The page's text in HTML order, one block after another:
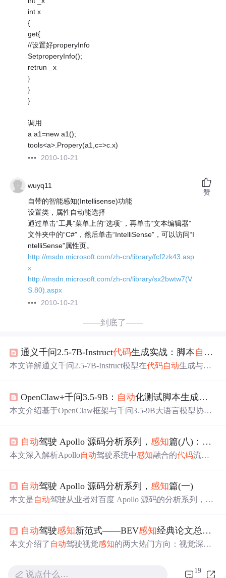
int x
{
get{
//设置好properyInfo
SetproperyInfo();
retrun _x
}
}
}
调用
a a1=new a1();
tools<a>.Propery(a1,c=>c.x)
2010-10-21
wuyq11
自带的智能感知(Intellisense)功能
设置类，属性自动能选择
通过单击“工具”菜单上的“选项”，再单击“文本编辑器”
文件夹中的“C#”，然后单击“IntelliSense”，可以访问“I
ntelliSense”属性页。
http://msdn.microsoft.com/zh-cn/library/fcf2zk43.asp
x
http://msdn.microsoft.com/zh-cn/library/sx2bwtw7(V
S.80).aspx
2010-10-21
赞
——到底了——
通义千问2.5-7B-Instruct代码生成实战：脚本自动
本文详解通义千问2.5-7B-Instruct模型在代码自动生成与补
本生成等核心技术要点，并提供常见问题解决方案及最佳
实践指导。
OpenClaw+千问3.5-9B： 自动化测试脚本生成与执行
本文介绍基于OpenClaw框架与千问3.5-9B大语言模型协同
修复）、量化效果（首轮68%，迭代后达92%通过率）及
典型问题应对策略，强调上下文感知、执行闭环与安全隔
自动驾驶 Apollo 源码分析系列， 感知篇(八)： 感知
本文深入解析Apollo自动驾驶系统中感知融合的代码流
testFrame和FuseFrame等。通过理解这些流程，有助于了解
多传感器数据融合在提升自动 驾驶感知能力中的关键作
自动驾驶 Apollo 源码分析系列， 感知篇(一)
本文是自动驾驶从业者对百度 Apollo 源码的分析系列，重
以及融合技术在确保安全冗余中的关键作用。作者计划逐
步解析 camera、radar、lidar 和 fusion 的源码，以增进对
自动驾驶感知新范式——BEV感知经典论文总结和对比（上）
本文介绍了 自动驾驶视觉感知的两大热门方向：视觉深度
了一种直接进行端到端任务如目标检测和语义分割的方
说点什么… 19